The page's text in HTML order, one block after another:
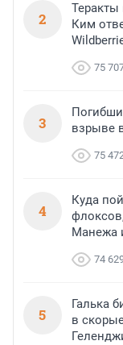
2
Теракты
Ким
75
3
взрыве
75
4
Куда
Манежа
74
5
Галька
в